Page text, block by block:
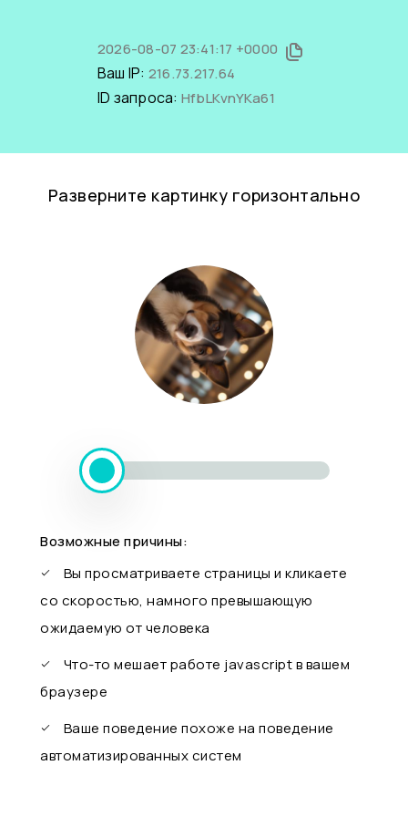
2026-08-07 23:41:17 +0000
Ваш IP: 216.73.217.64
ID запроса: HfbLKvnYKa61
Разверните картинку горизонтально
Возможные причины:
Вы просматриваете страницы и кликаете
со скоростью, намного превышающую
ожидаемую от человека
Что-то мешает работе javascript в вашем
браузере
Ваше поведение похоже на поведение
автоматизированных систем